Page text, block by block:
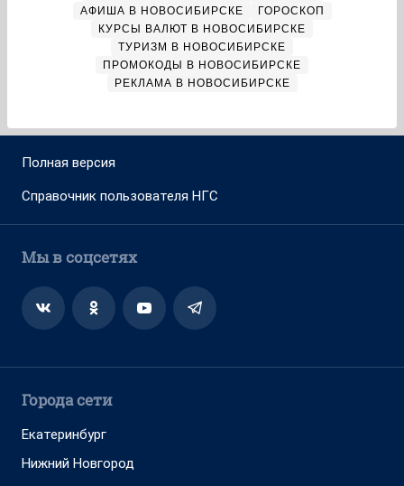
АФИША В НОВОСИБИРСКЕ
ГОРОСКОП
КУРСЫ ВАЛЮТ В НОВОСИБИРСКЕ
ТУРИЗМ В НОВОСИБИРСКЕ
ПРОМОКОДЫ В НОВОСИБИРСКЕ
РЕКЛАМА В НОВОСИБИРСКЕ
Полная версия
Справочник пользователя НГС
Мы в соцсетях
Города сети
Екатеринбург
Нижний Новгород